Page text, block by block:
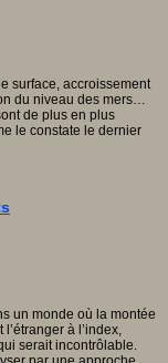
surface, accroissement
du niveau des mers…
de plus en plus
le constate le dernier
un monde où la montée
à l’index,
serait incontrôlable.